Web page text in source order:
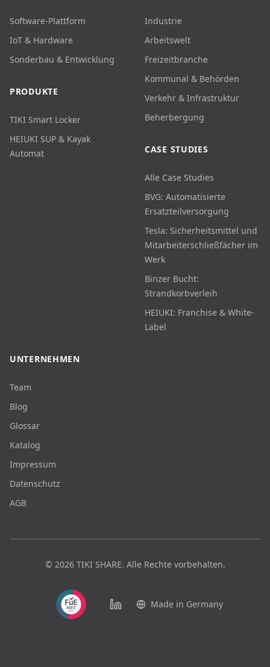
Software-Plattform
IoT & Hardware
Sonderbau & Entwicklung
PRODUKTE
TIKI Smart Locker
HEIUKI SUP & Kayak
Automat
Industrie
Arbeitswelt
Freizeitbranche
Kommunal & Behörden
Verkehr & Infrastruktur
Beherbergung
CASE STUDIES
Alle Case Studies
BVG: Automatisierte
Ersatzteilversorgung
Tesla: Sicherheitsmittel und
Mitarbeiterschließfächer im
Werk
Binzer Bucht:
Strandkorbverleih
HEIUKI: Franchise & White-
Label
UNTERNEHMEN
Team
Blog
Glossar
Katalog
Impressum
Datenschutz
AGB
© 2026TIKI SHARE. Alle Rechte vorbehalten.
Made in Germany